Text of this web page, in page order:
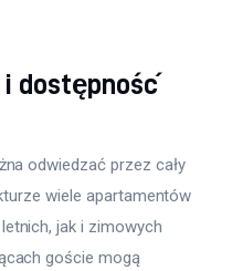
i dostępność
odwiedzać przez cały
wiele apartamentów
jak i zimowych
goście mogą